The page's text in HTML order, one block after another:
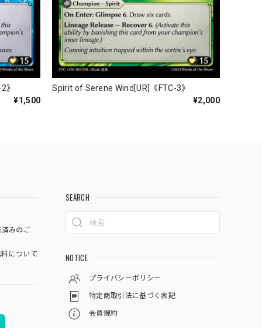
》
¥1,500
Spirit of Serene Wind[UR]《FTC-3》
¥2,000
みのご
について
SEARCH
NOTICE
プライバシーポリシー
特定商取引法に基づく表記
会員規約